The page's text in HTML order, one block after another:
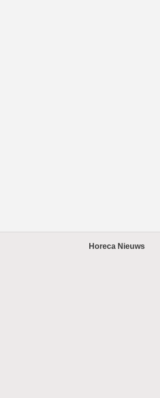
Horeca Nieuws